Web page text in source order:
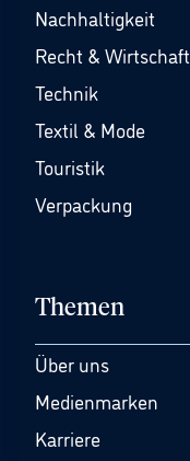
Nachhaltigkeit
Recht & Wirtschaft
Technik
Textil & Mode
Touristik
Verpackung
Themen
Über uns
Medienmarken
Karriere